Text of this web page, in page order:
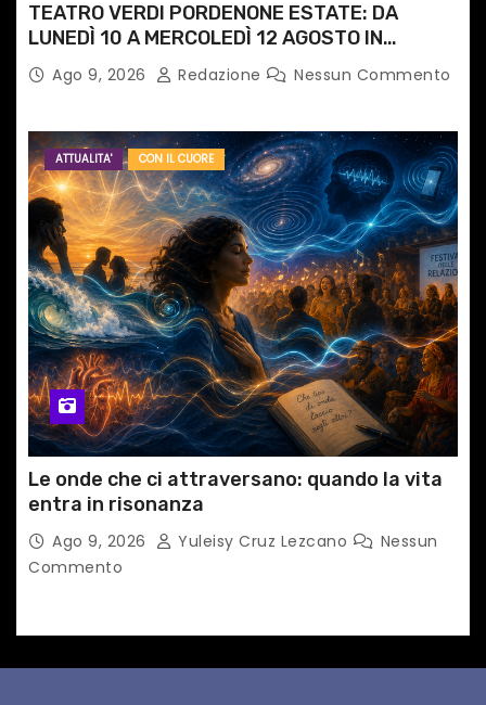
TEATRO VERDI PORDENONE ESTATE: DA
LUNEDÌ 10 A MERCOLEDÌ 12 AGOSTO IN
PIAZZETTA PESCHERIA TORNANO LE MUSIC
NIGHTS
Ago 9, 2026 Redazione Nessun Commento
ATTUALITA' CON IL CUORE
Le onde che ci attraversano: quando la vita
entra in risonanza
Ago 9, 2026 Yuleisy Cruz Lezcano
Nessun
Commento